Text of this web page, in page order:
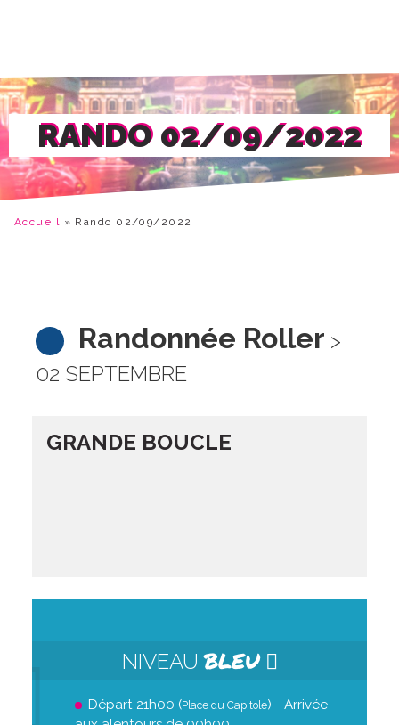
RANDO 02/09/2022
Accueil » Rando 02/09/2022
Randonnée Roller >
02 SEPTEMBRE
GRANDE BOUCLE
NIVEAUBLEU
Départ 21h00 (Place du Capitole) - Arrivée